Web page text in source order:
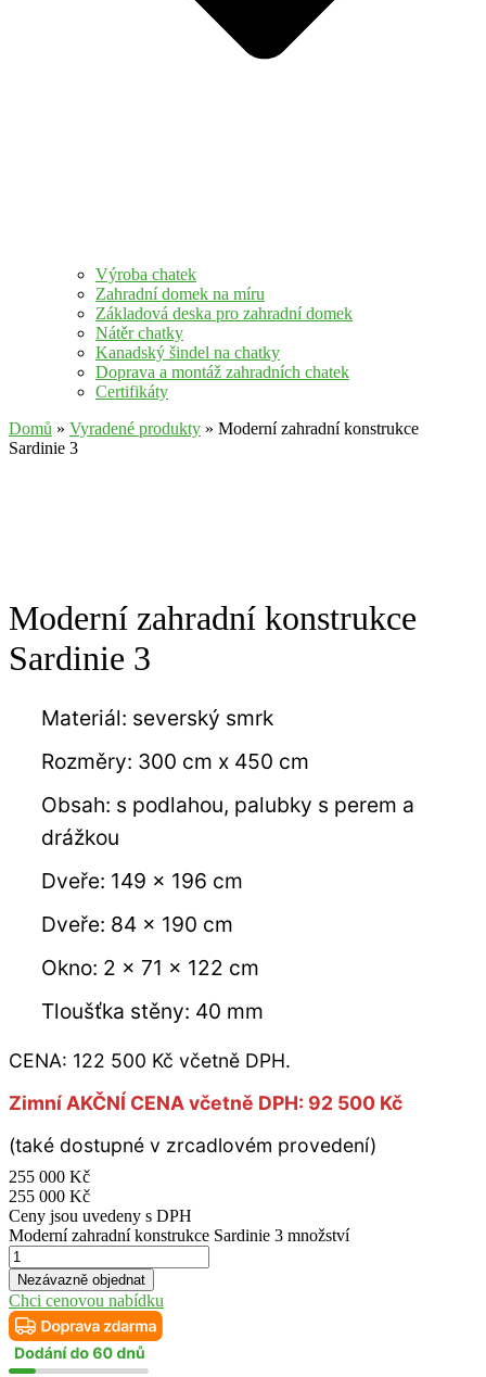
Výroba chatek
Zahradní domek na míru
Základová deska pro zahradní domek
Nátěr chatky
Kanadský šindel na chatky
Doprava a montáž zahradních chatek
Certifikáty
Domů » Vyradené produkty » Moderní zahradní konstrukce
Sardinie 3
Moderní zahradní konstrukce
Sardinie 3
Materiál: severský smrk
Rozměry: 300 cm x 450 cm
Obsah: s podlahou, palubky s perem a
drážkou
Dveře: 149 x 196 cm
Dveře: 84 x 190 cm
Okno: 2 x 71 x 122 cm
Tloušťka stěny: 40 mm
CENA: 122 500 Kč včetně DPH.
Zimní AKČNÍ CENA včetně DPH: 92 500 Kč
(také dostupné v zrcadlovém provedení)
255 000 Kč
255 000 Kč
Ceny jsou uvedeny s DPH
Moderní zahradní konstrukce Sardinie 3 množství
Nezávazně objednat
Chci cenovou nabídku